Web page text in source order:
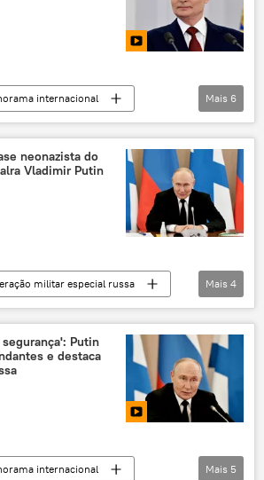
saúde
hepatite
internacional
Federação da Rússia
de Estado Brasil
Mais 6
neonazista do
Vladimir Putin
militar especial russa
Rússia
Mais 4
Putin
e destaca
internacional
Mais 5